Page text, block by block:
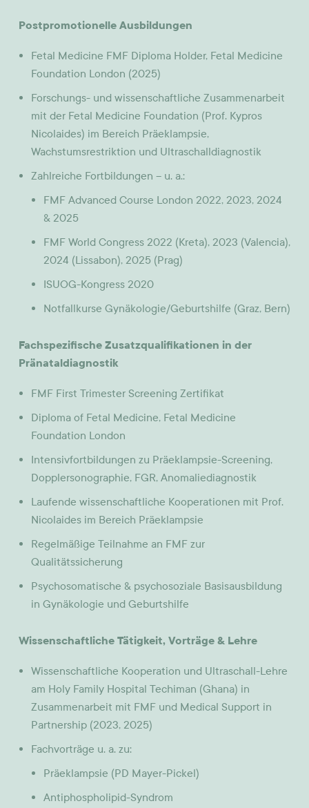
Postpromotionelle Ausbildungen
Fetal Medicine FMF Diploma Holder, Fetal Medicine
Foundation London (2025)
Forschungs- und wissenschaftliche Zusammenarbeit
mit der Fetal Medicine Foundation (Prof. Kypros
Nicolaides) im Bereich Präeklampsie,
Wachstumsrestriktion und Ultraschalldiagnostik
Zahlreiche Fortbildungen – u. a.:
FMF Advanced Course London 2022, 2023, 2024
& 2025
FMF World Congress 2022 (Kreta), 2023 (Valencia),
2024 (Lissabon), 2025 (Prag)
ISUOG-Kongress 2020
Notfallkurse Gynäkologie/Geburtshilfe (Graz, Bern)
Fachspezifische Zusatzqualifikationen in der
Pränataldiagnostik
FMF First Trimester Screening Zertifikat
Diploma of Fetal Medicine, Fetal Medicine
Foundation London
Intensivfortbildungen zu Präeklampsie-Screening,
Dopplersonographie, FGR, Anomaliediagnostik
Laufende wissenschaftliche Kooperationen mit Prof.
Nicolaides im Bereich Präeklampsie
Regelmäßige Teilnahme an FMF zur
Qualitätssicherung
Psychosomatische & psychosoziale Basisausbildung
in Gynäkologie und Geburtshilfe
Wissenschaftliche Tätigkeit, Vorträge & Lehre
Wissenschaftliche Kooperation und Ultraschall-Lehre
am Holy Family Hospital Techiman (Ghana) in
Zusammenarbeit mit FMF und Medical Support in
Partnership (2023, 2025)
Fachvorträge u. a. zu:
Präeklampsie (PD Mayer-Pickel)
Antiphospholipid-Syndrom